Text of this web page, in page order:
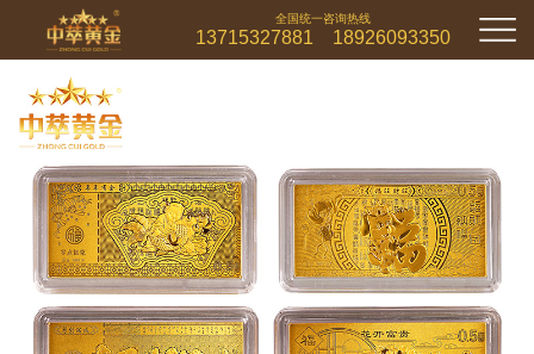
全国统一咨询热线
13715327881 18926093350